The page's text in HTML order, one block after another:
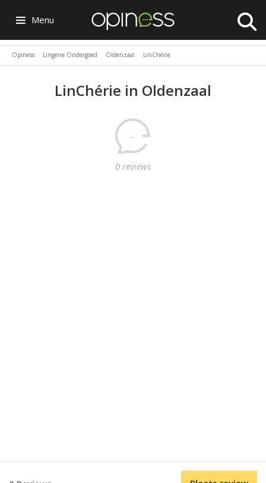
Menu
Opiness Lingerie Ondergoed Oldenzaal LinChérie
LinChérie in Oldenzaal
-
0 reviews